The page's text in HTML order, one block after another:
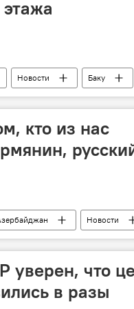
Новости Баку
деградация
кто из нас
Новости
церковь
уверен, что
в разы